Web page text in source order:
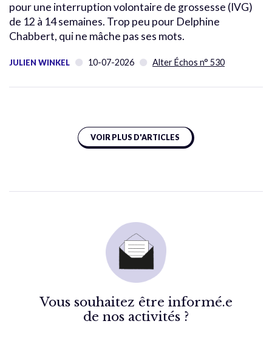
pour une interruption volontaire de grossesse (IVG)
de 12 à 14 semaines. Trop peu pour Delphine
Chabbert, qui ne mâche pas ses mots.
JULIEN WINKEL 10-07-2026 Alter Échos n° 530
VOIR PLUS D'ARTICLES
Vous souhaitez être informé.e
de nos activités ?